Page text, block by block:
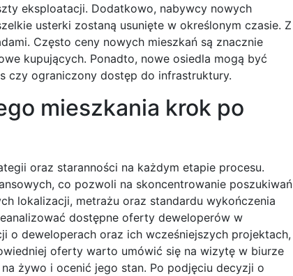
eksploatacji. Dodatkowo, nabywcy nowych
usterki zostaną usunięte w określonym czasie. Z
Często ceny nowych mieszkań są znacznie
kupujących. Ponadto, nowe osiedla mogą być
czy ograniczony dostęp do infrastruktury.
mieszkania krok po
oraz staranności na każdym etapie procesu.
co pozwoli na skoncentrowanie poszukiwań
lokalizacji, metrażu oraz standardu wykończenia
dostępne oferty deweloperów w
o deweloperach oraz ich wcześniejszych projektach,
oferty warto umówić się na wizytę w biurze
żywo i ocenić jego stan. Po podjęciu decyzji o